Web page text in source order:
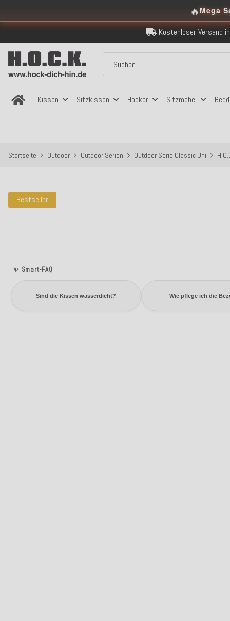
🔥Mega
Kostenloser Versand
Über 120.000
Sicher
Kissen Sitzkissen Hocker Sitzmöbel
Startseite Outdoor Outdoor Serien Outdoor Serie Classic Uni
Bestseller
✨ Smart-FAQ
Sind die Kissen wasserdicht? Wie pflege ich die